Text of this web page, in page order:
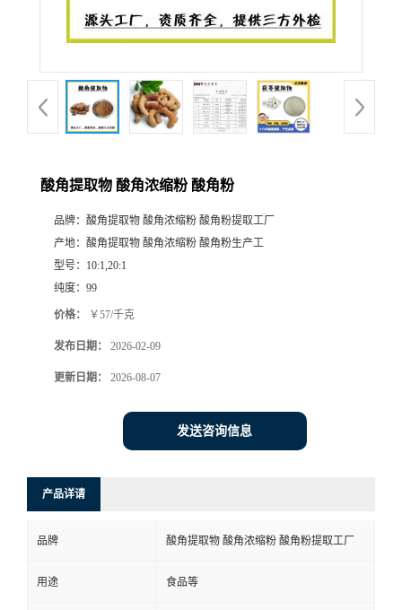
酸角提取物 酸角浓缩粉 酸角粉
品牌： 酸角提取物 酸角浓缩粉 酸角粉提取工厂
产地： 酸角提取物 酸角浓缩粉 酸角粉生产工
型号： 10:1,20:1
纯度： 99
价格： ￥57/千克
发布日期： 2026-02-09
更新日期： 2026-08-07
发送咨询信息
产品详请
品牌 酸角提取物 酸角浓缩粉 酸角粉提取工厂
用途 食品等